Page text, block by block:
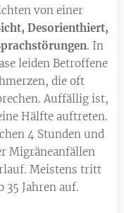
von einer
Desorienthiert,
. In
leiden Betroffene
die oft
Auffällig ist,
Hälfte auftreten.
4 Stunden und
Migräneanfällen
Meistens tritt
35 Jahren auf.